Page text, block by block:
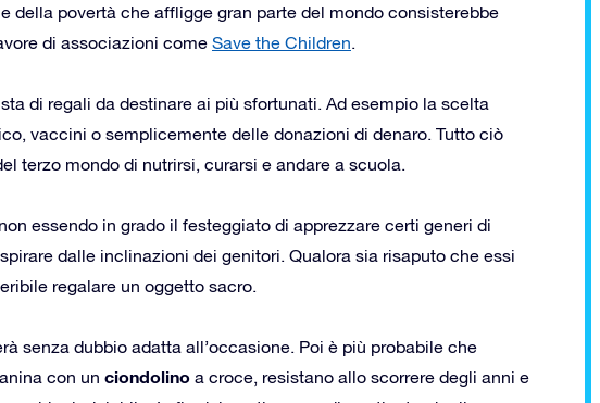
della povertà che affligge gran parte del mondo consisterebbe
di associazioni come Save the Children.
di regali da destinare ai più sfortunati. Ad esempio la scelta
vaccini o semplicemente delle donazioni di denaro. Tutto ciò
terzo mondo di nutrirsi, curarsi e andare a scuola.
essendo in grado il festeggiato di apprezzare certi generi di
dalle inclinazioni dei genitori. Qualora sia risaputo che essi
regalare un oggetto sacro.
senza dubbio adatta all’occasione. Poi è più probabile che
con un ciondolino a croce, resistano allo scorrere degli anni e